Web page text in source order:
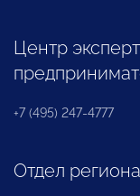
Центр
+7 (495) 247-4777
Отдел